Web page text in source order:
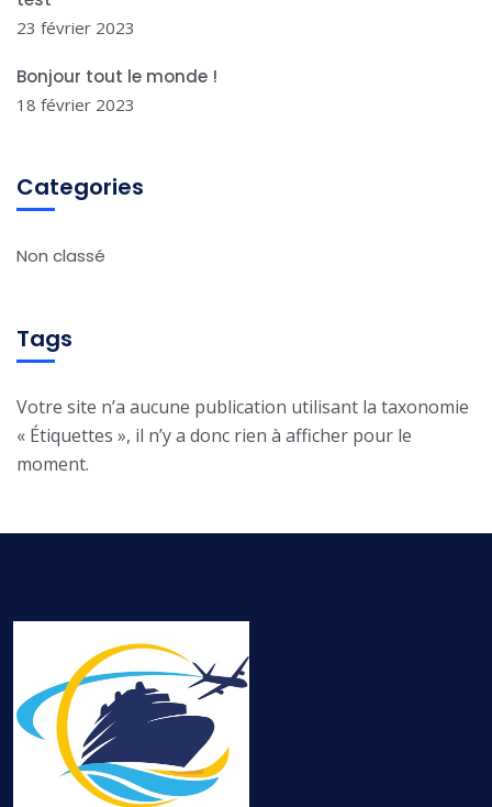
23 février 2023
Bonjour tout le monde !
18 février 2023
Categories
Non classé
Tags
Votre site n’a aucune publication utilisant la taxonomie
« Étiquettes », il n’y a donc rien à afficher pour le
moment.